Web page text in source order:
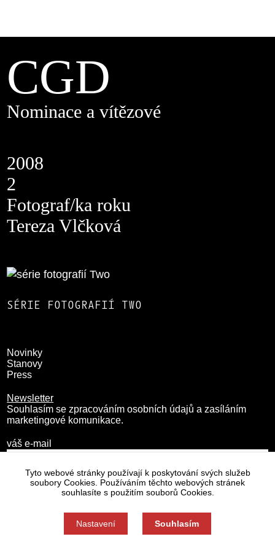
CGD
Nominace a vítězové
2008
2
Fotograf/ka roku
Tereza Vlčková
SÉRIE FOTOGRAFIÍ TWO
Novinky
Stanovy
Press
Newsletter
Souhlasím se zpracováním osobních údajů a zasíláním
marketingové komunikace.
váš e-mail
Zásady zpracování osobních údajů
Nastavení cookies
Tyto webové stránky používají k poskytování svých služeb
soubory Cookies. Používáním těchto webových stránek
souhlasíte s použitím souborů Cookies.
Nastavení Souhlasím